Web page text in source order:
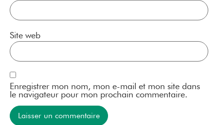
Site web
Enregistrer mon nom, mon e-mail et mon site dans
le navigateur pour mon prochain commentaire.